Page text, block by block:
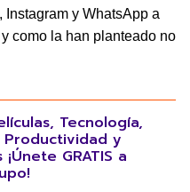
y WhatsApp a
como la han planteado no
Tecnología,
y
GRATIS a